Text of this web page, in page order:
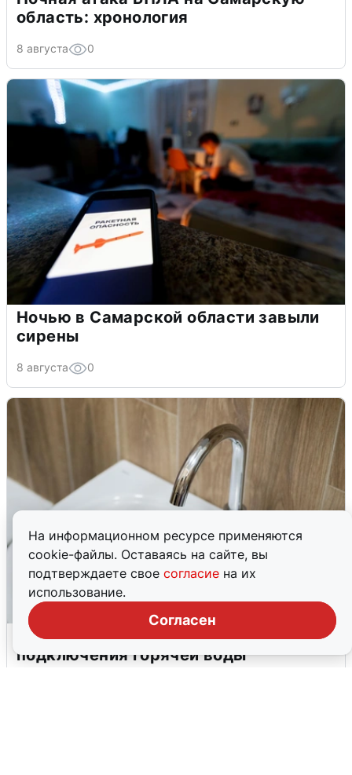
На информационном ресурсе применяются
cookie-файлы. Оставаясь на сайте, вы
подтверждаете свое согласие на их
использование.
Согласен
область: хронология
8 августа 0
Ночью в Самарской области завыли
сирены
8 августа 0
В Архангельске перенесли сроки
подключения горячей воды